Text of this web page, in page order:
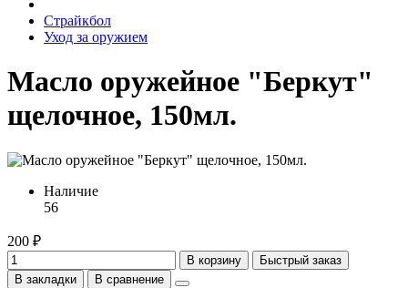
Страйкбол
Уход за оружием
Масло оружейное "Беркут"
щелочное, 150мл.
Наличие
56
200 ₽
В корзину
Быстрый заказ
В закладки
В сравнение